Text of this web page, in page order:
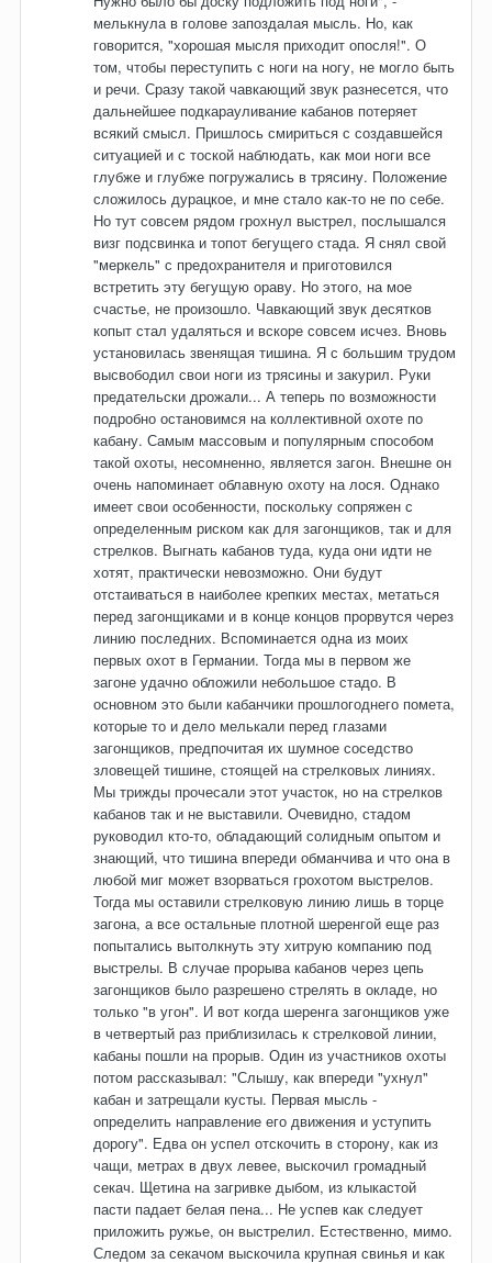
мелькнула в голове запоздалая мысль. Но, как
говорится, "хорошая мысля приходит опосля!". О
том, чтобы переступить с ноги на ногу, не могло быть
и речи. Сразу такой чавкающий звук разнесется, что
дальнейшее подкарауливание кабанов потеряет
всякий смысл. Пришлось смириться с создавшейся
ситуацией и с тоской наблюдать, как мои ноги все
глубже и глубже погружались в трясину. Положение
сложилось дурацкое, и мне стало как-то не по себе.
Но тут совсем рядом грохнул выстрел, послышался
визг подсвинка и топот бегущего стада. Я снял свой
"меркель" с предохранителя и приготовился
встретить эту бегущую ораву. Но этого, на мое
счастье, не произошло. Чавкающий звук десятков
копыт стал удаляться и вскоре совсем исчез. Вновь
установилась звенящая тишина. Я с большим трудом
высвободил свои ноги из трясины и закурил. Руки
предательски дрожали... А теперь по возможности
подробно остановимся на коллективной охоте по
кабану. Самым массовым и популярным способом
такой охоты, несомненно, является загон. Внешне он
очень напоминает облавную охоту на лося. Однако
имеет свои особенности, поскольку сопряжен с
определенным риском как для загонщиков, так и для
стрелков. Выгнать кабанов туда, куда они идти не
хотят, практически невозможно. Они будут
отстаиваться в наиболее крепких местах, метаться
перед загонщиками и в конце концов прорвутся через
линию последних. Вспоминается одна из моих
первых охот в Германии. Тогда мы в первом же
загоне удачно обложили небольшое стадо. В
основном это были кабанчики прошлогоднего помета,
которые то и дело мелькали перед глазами
загонщиков, предпочитая их шумное соседство
зловещей тишине, стоящей на стрелковых линиях.
Мы трижды прочесали этот участок, но на стрелков
кабанов так и не выставили. Очевидно, стадом
руководил кто-то, обладающий солидным опытом и
знающий, что тишина впереди обманчива и что она в
любой миг может взорваться грохотом выстрелов.
Тогда мы оставили стрелковую линию лишь в торце
загона, а все остальные плотной шеренгой еще раз
попытались вытолкнуть эту хитрую компанию под
выстрелы. В случае прорыва кабанов через цепь
загонщиков было разрешено стрелять в окладе, но
только "в угон". И вот когда шеренга загонщиков уже
в четвертый раз приблизилась к стрелковой линии,
кабаны пошли на прорыв. Один из участников охоты
потом рассказывал: "Слышу, как впереди "ухнул"
кабан и затрещали кусты. Первая мысль -
определить направление его движения и уступить
дорогу". Едва он успел отскочить в сторону, как из
чащи, метрах в двух левее, выскочил громадный
секач. Щетина на загривке дыбом, из клыкастой
пасти падает белая пена... Не успев как следует
приложить ружье, он выстрелил. Естественно, мимо.
Следом за секачом выскочила крупная свинья и как